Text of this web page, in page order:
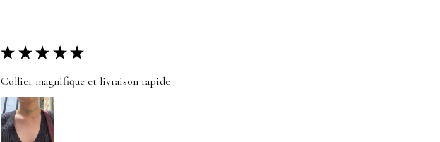
★ ★ ★ ★ ★
Collier magnifique et livraison rapide